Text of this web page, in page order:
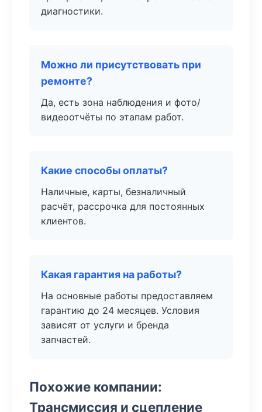
диагностики.
Можно ли присутствовать при
ремонте?
Да, есть зона наблюдения и фото/
видеоотчёты по этапам работ.
Какие способы оплаты?
Наличные, карты, безналичный
расчёт, рассрочка для постоянных
клиентов.
Какая гарантия на работы?
На основные работы предоставляем
гарантию до 24 месяцев. Условия
зависят от услуги и бренда
запчастей.
Похожие компании:
Трансмиссия и сцепление